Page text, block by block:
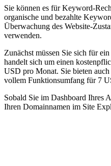
Sie können es für Keyword-
organische und bezahlte
Überwachung des Website-
verwenden.
Zunächst müssen Sie sich für ein
handelt sich um einen
USD pro Monat. Sie bieten
vollem Funktionsumfang für 7
Sobald Sie im Dashboard Ihres
Ihren Domainnamen im Site